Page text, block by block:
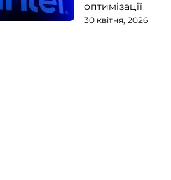
оптимізації
30 квітня, 2026